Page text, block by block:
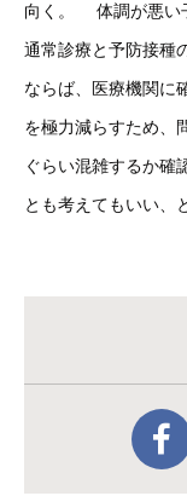
向く。 体調が悪い
通常診療と予防接種
ならば、医療機関に
を極力減らすため、
ぐらい混雑するか確
とも考えてもいい、